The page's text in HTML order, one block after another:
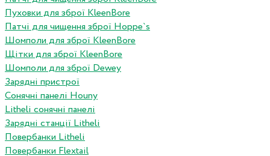
Пуховки для зброї KleenBore
Патчі для чищення зброї Hoppe`s
Шомполи для зброї KleenBore
Щітки для зброї KleenBore
Шомполи для зброї Dewey
Зарядні пристрої
Сонячні панелі Houny
Litheli сонячні панелі
Зарядні станції Litheli
Повербанки Litheli
Повербанки Flextail